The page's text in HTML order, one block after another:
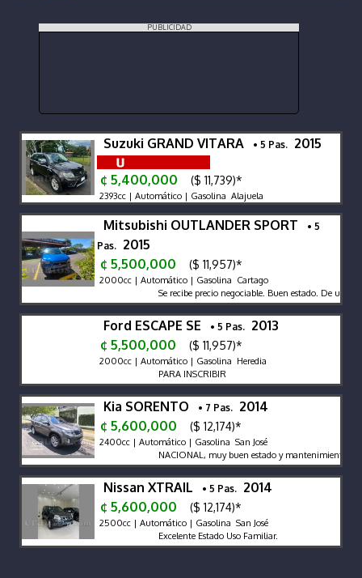
PUBLICIDAD
Suzuki GRAND VITARA • 5 Pas. 2015
¢ 5,400,000 ($ 11,739)*
2393cc | Automático | Gasolina Alajuela
Mitsubishi OUTLANDER SPORT
• 5
Pas. 2015
¢ 5,500,000
($ 11,957)*
2000cc | Automático | Gasolina Cartago
Se recibe precio negociable. Buen estado. De uso
Ford ESCAPE SE • 5 Pas. 2013
¢ 5,500,000
($ 11,957)*
2000cc | Automático | Gasolina Heredia
PARA INSCRIBIR
Kia SORENTO • 7 Pas. 2014
¢ 5,600,000
($ 12,174)*
2400cc | Automático | Gasolina San José
NACIONAL, muy buen estado y mantenimiento
Nissan XTRAIL • 5 Pas. 2014
¢ 5,600,000
($ 12,174)*
2500cc | Automático | Gasolina San José
Excelente Estado Uso Familiar.